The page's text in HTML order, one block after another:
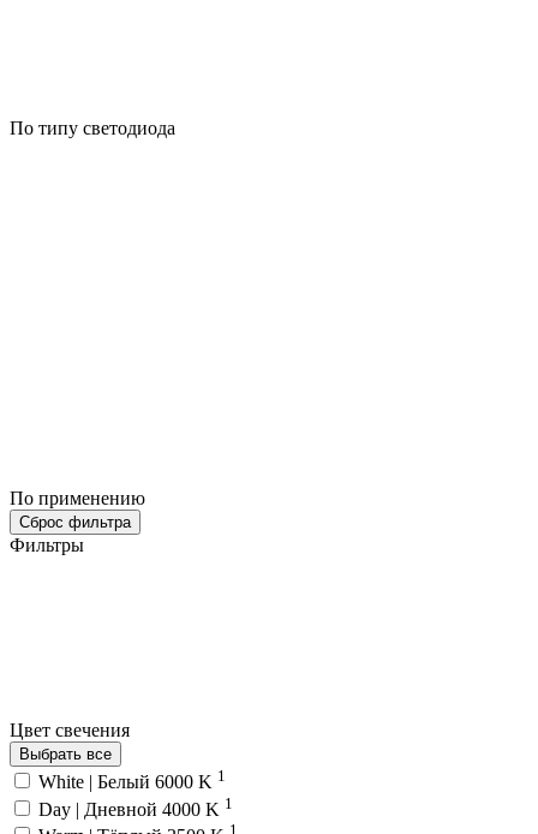
По типу светодиода
По применению
Сброс фильтра
Фильтры
Цвет свечения
Выбрать все
White | Белый 6000 K 1
Day | Дневной 4000 K 1
1